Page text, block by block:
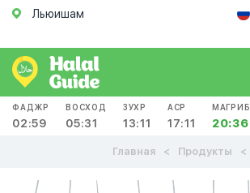
Льюишам
ФАДЖР
02:59
ВОСХОД
05:31
ЗУХР
13:11
АСР
17:11
МАГРИБ
20:36
Главная Продукты